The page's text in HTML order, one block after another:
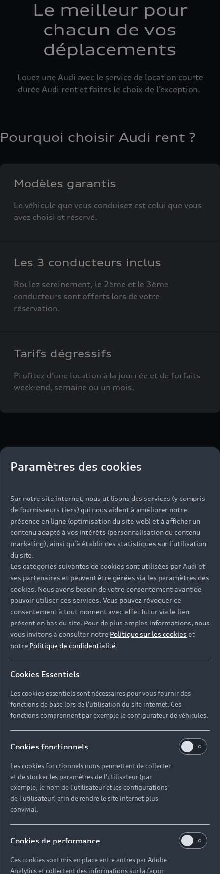
Paramètres des cookies
Sur notre site internet, nous utilisons des services (y compris
de fournisseurs tiers) qui nous aident à améliorer notre
présence en ligne (optimisation du site web) et à afficher un
contenu adapté à vos intérêts (personnalisation du contenu
marketing), ainsi qu’à établir des statistiques sur l’utilisation
du site.
Les catégories suivantes de cookies sont utilisées par Audi et
ses partenaires et peuvent être gérées via les paramètres des
cookies. Nous avons besoin de votre consentement avant de
pouvoir utiliser ces services. Vous pouvez révoquer ce
consentement à tout moment avec effet futur via le lien
présent en bas du site. Pour de plus amples informations, nous
vous invitons à consulter notre Politique sur les cookies et
notre Politique de confidentialité.
Cookies Essentiels
Les cookies essentiels sont nécessaires pour vous fournir des
fonctions de base lors de l'utilisation du site internet. Ces
fonctions comprennent par exemple le configurateur de véhicules.
Cookies fonctionnels
Les cookies fonctionnels nous permettent de collecter
et de stocker les paramètres de l'utilisateur (par
exemple, le nom de l'utilisateur et les configurations
de l'utilisateur) afin de rendre le site internet plus
convivial.
Cookies de performance
Ces cookies sont mis en place entre autres par Adobe
Analytics et collectent des informations sur la façon
Le meilleur pour
chacun de vos
déplacements
Louez une Audi avec le service de location courte
durée Audi rent et faites le choix de l’exception.
Pourquoi choisir Audi rent ?
Modèles garantis
Le véhicule que vous conduisez est celui que vous
avez choisi et réservé.
Les 3 conducteurs inclus
Roulez sereinement, le 2ème et le 3ème
conducteurs sont offerts lors de votre
réservation.
Tarifs dégressifs
Profitez d'une location à la journée et de forfaits
week-end, semaine ou un mois.
en toute simplicité
avec Audi rent
1. Sélectionnez et réservez votre Audi
En ligne ou par téléphone.
2. Récupérez votre Audi
Le véhicule que vous avez choisi vous attend dans